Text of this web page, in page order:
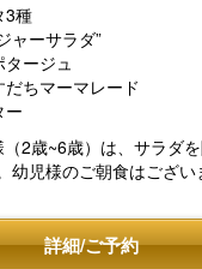
3種
ャーサラダ”
ージュ
ちマーマレード
ー
2歳~6歳）は、サラダ
幼児様のご朝食はござい
詳細/ご予約